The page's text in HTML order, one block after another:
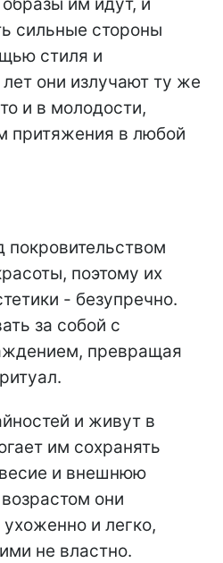
им идут, и
сильные стороны
стиля и
они излучают ту же
и в молодости,
притяжения в любой
поэтому их
- безупречно.
за собой с
превращая
и живут в
им сохранять
и внешнюю
они
и легко,
не властно.